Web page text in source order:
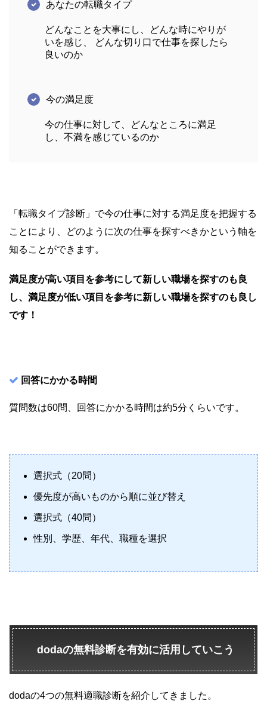
あなたの転職タイプ
どんなことを大事にし、どんな時にやりが
いを感じ、 どんな切り口で仕事を探したら
良いのか
今の満足度
今の仕事に対して、どんなところに満足
し、不満を感じているのか
「転職タイプ診断」で今の仕事に対する満足度を把握する
ことにより、どのように次の仕事を探すべきかという軸を
知ることができます。
満足度が高い項目を参考にして新しい職場を探すのも良
し、満足度が低い項目を参考に新しい職場を探すのも良し
です！
回答にかかる時間
質問数は60問、回答にかかる時間は約5分くらいです。
選択式（20問）
優先度が高いものから順に並び替え
選択式（40問）
性別、学歴、年代、職種を選択
dodaの無料診断を有効に活用していこう
dodaの4つの無料適職診断を紹介してきました。